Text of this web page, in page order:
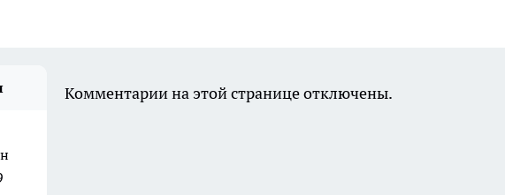
Комментарии на этой странице отключены.